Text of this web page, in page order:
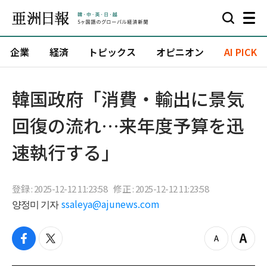
企業 経済 トピックス オピニオン AI PICK
韓国政府「消費・輸出に景気
回復の流れ…来年度予算を迅
速執行する」
登録 : 2025-12-12 11:23:58 修正 : 2025-12-12 11:23:58
양정미 기자 ssaleya@ajunews.com
f
t
z
Z